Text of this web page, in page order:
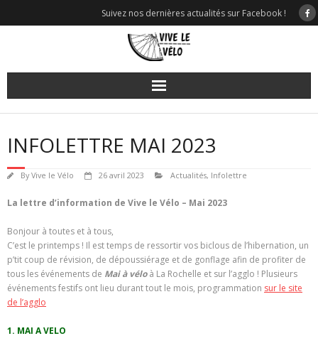
Suivez nos dernières actualités sur Facebook !
INFOLETTRE MAI 2023
ByVive le Vélo 26 avril 2023 Actualités, Infolettre
La lettre d’information de Vive le Vélo – Mai 2023
Bonjour à toutes et à tous,
C’est le printemps ! Il est temps de ressortir vos biclous de l’hibernation, un
p’tit coup de révision, de dépoussiérage et de gonflage afin de profiter de
tous les événements de Mai à véloà La Rochelle et sur l’agglo ! Plusieurs
événements festifs ont lieu durant tout le mois, programmation sur le site
de l’agglo
1. MAI A VELO